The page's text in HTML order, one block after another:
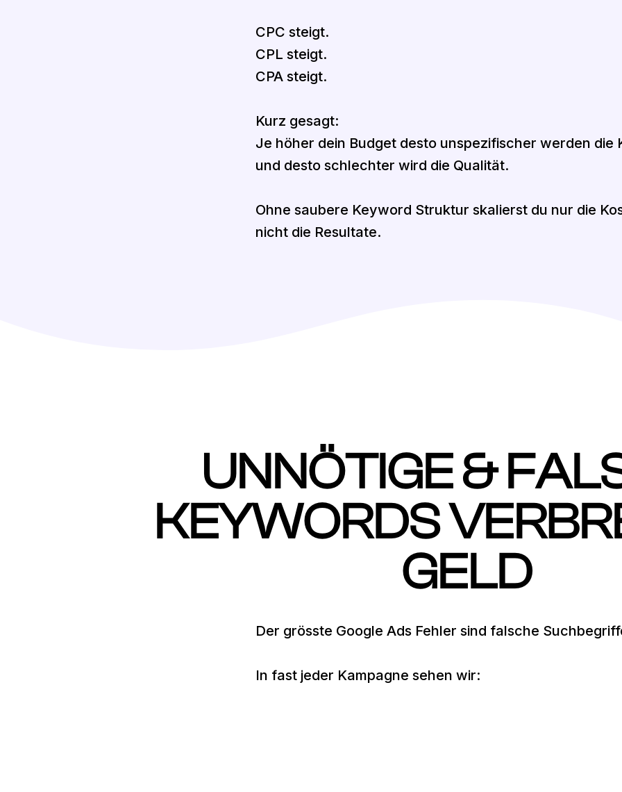
CPC steigt.
CPL steigt.
CPA steigt.
Kurz gesagt:
Je höher dein Budget desto unspezifischer werden die
und desto schlechter wird die Qualität.
Ohne saubere Keyword Struktur skalierst du nur die
nicht die Resultate.
UNNÖTIGE &
KEYWORDS
GELD
Der grösste Google Ads Fehler sind falsche
In fast jeder Kampagne sehen wir: